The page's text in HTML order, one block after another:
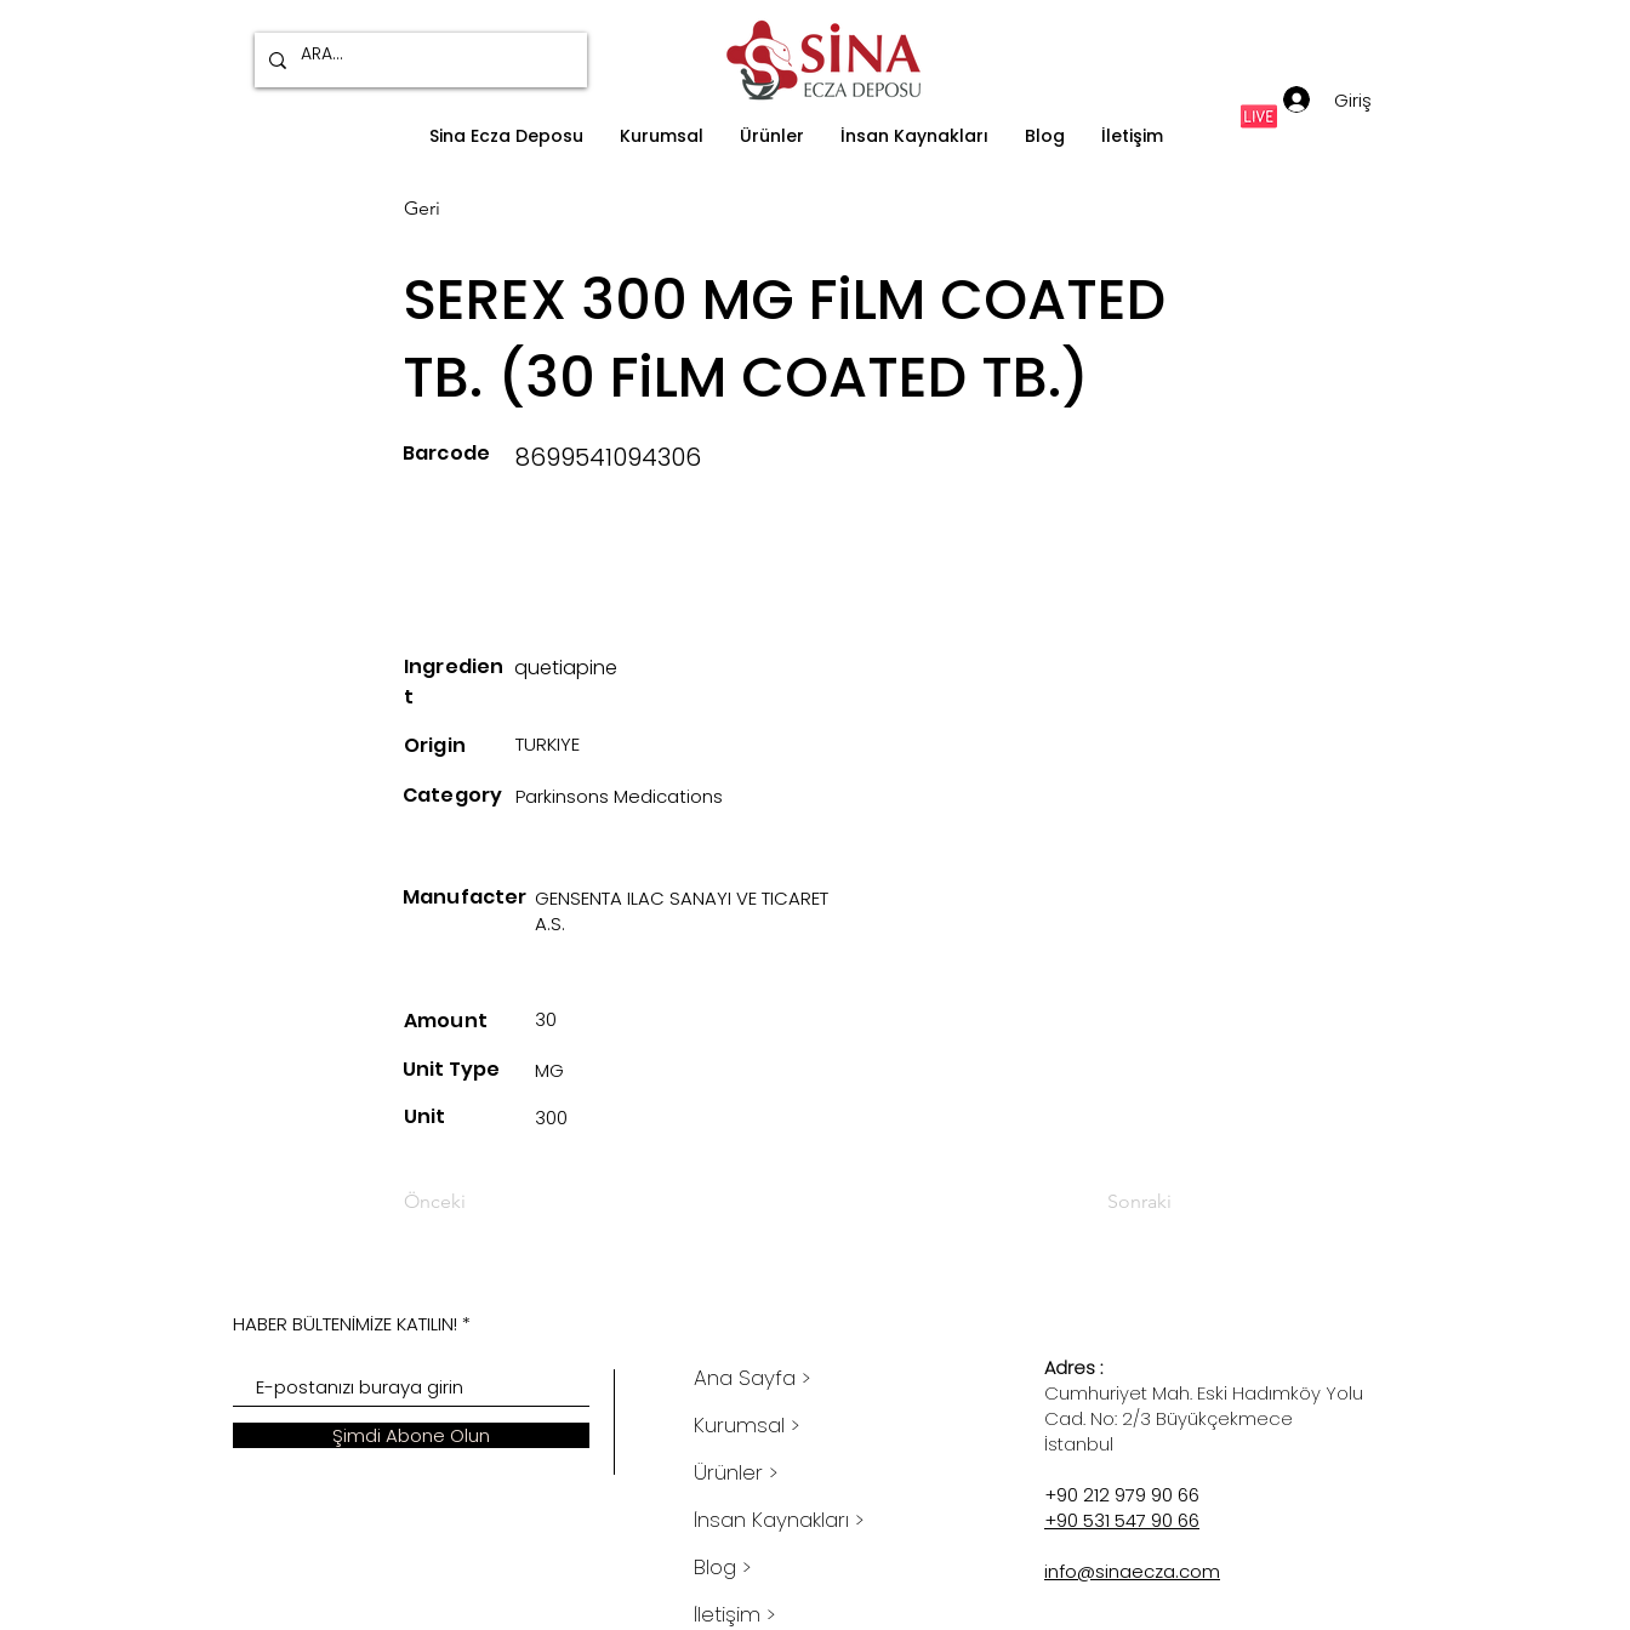
Giriş
Sina Ecza Deposu Kurumsal Ürünler İnsan Kaynakları Blog İletişim
Geri
SEREX 300 MG FiLM COATED
TB. (30 FiLM COATED TB.)
Barcode 8699541094306
Ingredien
t
quetiapine
Origin TURKIYE
Category Parkinsons Medications
Manufacter GENSENTA ILAC SANAYI VE TICARET
A.S.
Amount 30
Unit Type
Unit
MG
300
Önceki Sonraki
HABER BÜLTENİMİZE KATILIN!
Şimdi Abone Olun
Ana Sayfa >
Kurumsal >
Ürünler >
İnsan Kaynakları >
Blog >
İletişim >
Adres :
Cumhuriyet Mah. Eski Hadımköy Yolu
Cad. No: 2/3 Büyükçekmece
İstanbul
+90 212 979 90 66
+90 531 547 90 66
info@sinaecza.com